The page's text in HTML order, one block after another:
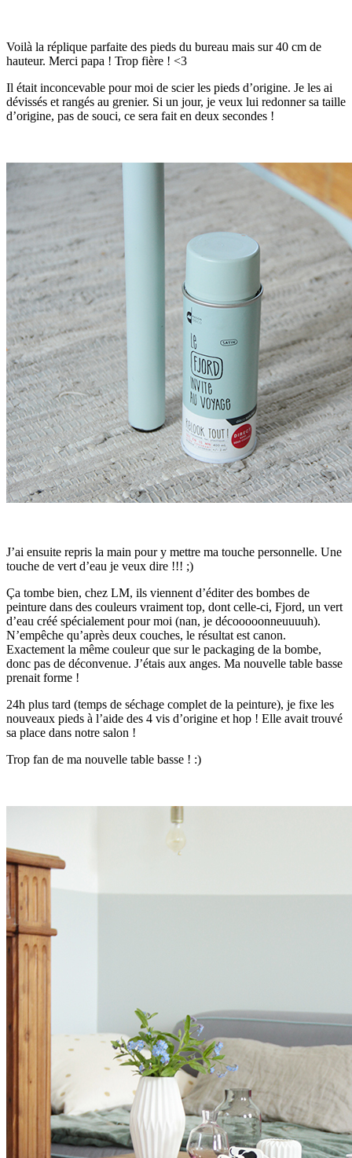
Voilà la réplique parfaite des pieds du bureau mais sur 40 cm de
hauteur. Merci papa ! Trop fière ! <3
Il était inconcevable pour moi de scier les pieds d’origine. Je les ai
dévissés et rangés au grenier. Si un jour, je veux lui redonner sa taille
d’origine, pas de souci, ce sera fait en deux secondes !
J’ai ensuite repris la main pour y mettre ma touche personnelle. Une
touche de vert d’eau je veux dire !!! ;)
Ça tombe bien, chez LM, ils viennent d’éditer des bombes de
peinture dans des couleurs vraiment top, dont celle-ci, Fjord, un vert
d’eau créé spécialement pour moi (nan, je décooooonneuuuuh).
N’empêche qu’après deux couches, le résultat est canon.
Exactement la même couleur que sur le packaging de la bombe,
donc pas de déconvenue. J’étais aux anges. Ma nouvelle table basse
prenait forme !
24h plus tard (temps de séchage complet de la peinture), je fixe les
nouveaux pieds à l’aide des 4 vis d’origine et hop ! Elle avait trouvé
sa place dans notre salon !
Trop fan de ma nouvelle table basse ! :)